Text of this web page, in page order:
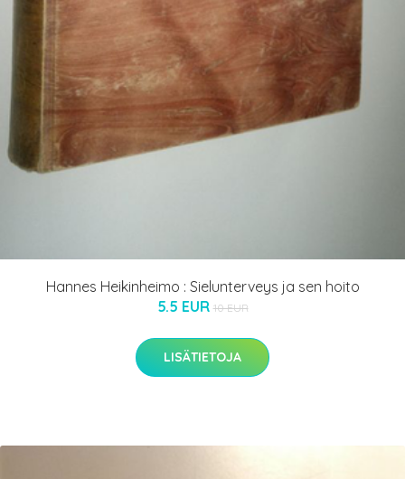
Hannes Heikinheimo : Sielunterveys ja sen hoito
5.5 EUR 10 EUR
LISÄTIETOJA